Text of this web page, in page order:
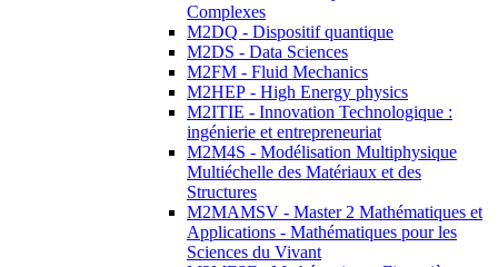
Complexes
M2DQ - Dispositif quantique
M2DS - Data Sciences
M2FM - Fluid Mechanics
M2HEP - High Energy physics
M2ITIE - Innovation Technologique :
ingénierie et entrepreneuriat
M2M4S - Modélisation Multiphysique
Multiéchelle des Matériaux et des
Structures
M2MAMSV - Master 2 Mathématiques et
Applications - Mathématiques pour les
Sciences du Vivant